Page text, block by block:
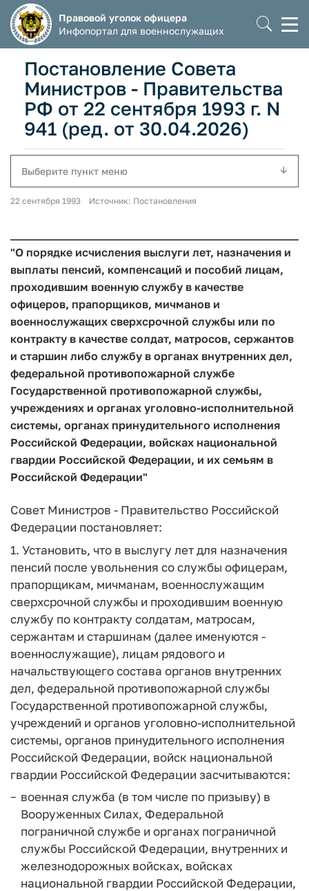
Правовой уголок офицера
Инфопортал для военнослужащих
Постановление Совета
Министров - Правительства
РФ от 22 сентября 1993 г. N
941 (ред. от 30.04.2026)
Выберите пункт меню
22 сентября 1993 Источник: Постановления
"О порядке исчисления выслуги лет, назначения и
выплаты пенсий, компенсаций и пособий лицам,
проходившим военную службу в качестве
офицеров, прапорщиков, мичманов и
военнослужащих сверхсрочной службы или по
контракту в качестве солдат, матросов, сержантов
и старшин либо службу в органах внутренних дел,
федеральной противопожарной службе
Государственной противопожарной службы,
учреждениях и органах уголовно-исполнительной
системы, органах принудительного исполнения
Российской Федерации, войсках национальной
гвардии Российской Федерации, и их семьям в
Российской Федерации"
Совет Министров - Правительство Российской
Федерации постановляет:
1. Установить, что в выслугу лет для назначения
пенсий после увольнения со службы офицерам,
прапорщикам, мичманам, военнослужащим
сверхсрочной службы и проходившим военную
службу по контракту солдатам, матросам,
сержантам и старшинам (далее именуются -
военнослужащие), лицам рядового и
начальствующего состава органов внутренних
дел, федеральной противопожарной службы
Государственной противопожарной службы,
учреждений и органов уголовно-исполнительной
системы, органов принудительного исполнения
Российской Федерации, войск национальной
гвардии Российской Федерации засчитываются:
военная служба (в том числе по призыву) в
Вооруженных Силах, Федеральной
пограничной службе и органах пограничной
службы Российской Федерации, внутренних и
железнодорожных войсках, войсках
национальной гвардии Российской Федерации,